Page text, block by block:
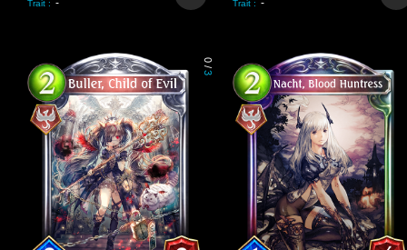
Trait : - Trait : -
0
/
3